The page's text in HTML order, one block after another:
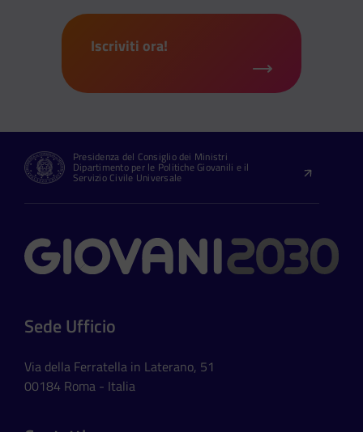
Iscriviti ora!
Presidenza del Consiglio dei Ministri
Dipartimento per le Politiche Giovanili e il
Servizio Civile Universale
Contatti
Sede Ufficio
Via della Ferratella in Laterano, 51
00184 Roma - Italia